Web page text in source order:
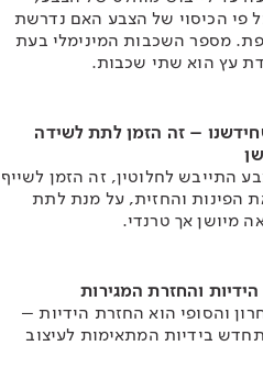
פי הכיסוי של הצבע האם נדרשת
מספר השכבות המינימלי בעת
עץ הוא שתי שכבות.
– זה הזמן לתת לשידה
התייבש לחלוטין, זה הזמן לשייף
הפינות והחזית, על מנת לתת
מיושן אך טרנדי.​
והסופי הוא החזרת הידיות –
בידיות המתאימות לעיצוב